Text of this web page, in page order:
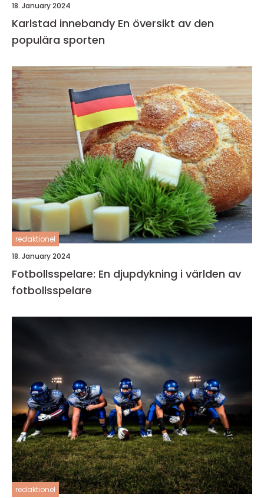
18. January 2024
Karlstad innebandy En översikt av den
populära sporten
redaktionel
18. January 2024
Fotbollsspelare: En djupdykning i världen av
fotbollsspelare
redaktionel